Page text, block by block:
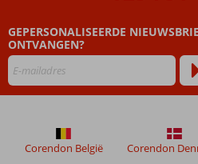
zijn
dan
worden
meer
weergegeven
GEPERSONALISEERDE
ONTVANGEN?
Corendon België Corendon